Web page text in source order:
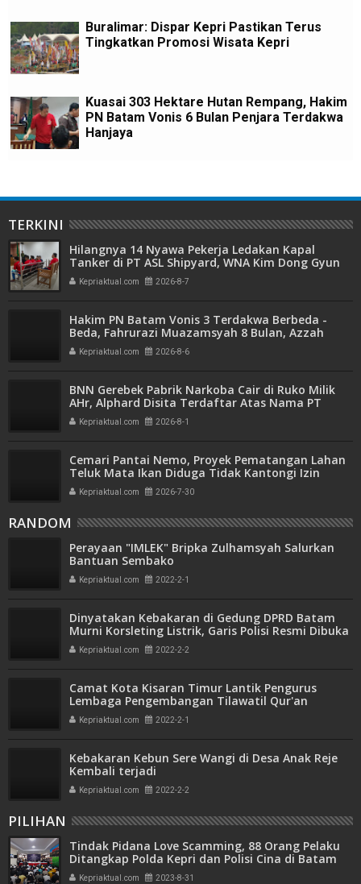
Buralimar: Dispar Kepri Pastikan Terus
Tingkatkan Promosi Wisata Kepri
Kuasai 303 Hektare Hutan Rempang, Hakim
PN Batam Vonis 6 Bulan Penjara Terdakwa
Hanjaya
TERKINI
Hilangnya 14 Nyawa Pekerja Ledakan Kapal
Tanker di PT ASL Shipyard, WNA Kim Dong Gyun
Hanya Dituntut 1 Tahun 6 Bulan
Kepriaktual.com 2026-8-7
Hakim PN Batam Vonis 3 Terdakwa Berbeda -
Beda, Fahrurazi Muazamsyah 8 Bulan, Azzah
Azzurah dan Risma Divonis 2 Tahun 6 Bulan
Kepriaktual.com 2026-8-6
BNN Gerebek Pabrik Narkoba Cair di Ruko Milik
AHr, Alphard Disita Terdaftar Atas Nama PT
Mitra Usaha Properti
Kepriaktual.com 2026-8-1
Cemari Pantai Nemo, Proyek Pematangan Lahan
Teluk Mata Ikan Diduga Tidak Kantongi Izin
Amdal
Kepriaktual.com 2026-7-30
RANDOM
Perayaan "IMLEK" Bripka Zulhamsyah Salurkan
Bantuan Sembako
Kepriaktual.com 2022-2-1
Dinyatakan Kebakaran di Gedung DPRD Batam
Murni Korsleting Listrik, Garis Polisi Resmi Dibuka
Penyidik
Kepriaktual.com 2022-2-2
Camat Kota Kisaran Timur Lantik Pengurus
Lembaga Pengembangan Tilawatil Qur'an
Kepriaktual.com 2022-2-1
Kebakaran Kebun Sere Wangi di Desa Anak Reje
Kembali terjadi
Kepriaktual.com 2022-2-2
PILIHAN
Tindak Pidana Love Scamming, 88 Orang Pelaku
Ditangkap Polda Kepri dan Polisi Cina di Batam
Kepriaktual.com 2023-8-31